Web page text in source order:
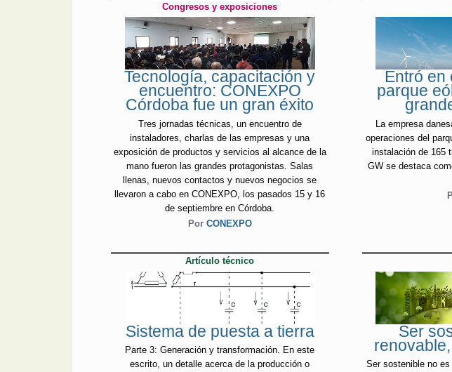
Congresos y exposiciones
Tecnología, capacitación y
encuentro: CONEXPO
Córdoba fue un gran éxito
Tres jornadas técnicas, un encuentro de
instaladores, charlas de las empresas y una
exposición de productos y servicios al alcance de la
mano fueron las grandes protagonistas. Salas
llenas, nuevos contactos y nuevos negocios se
llevaron a cabo en CONEXPO, los pasados 15 y 16
de septiembre en Córdoba.
Por CONEXPO
Entró en
parque
La empresa
operaciones del
instalación de 165
GW se destaca
Artículo técnico
Sistema de puesta a tierra
Parte 3: Generación y transformación. En este
escrito, un detalle acerca de la producción o
Ser
Ser sostenible no